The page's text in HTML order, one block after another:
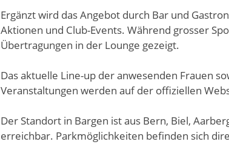
Ergänzt wird das Angebot durch Bar und
Aktionen und Club-Events. Während grosser
Übertragungen in der Lounge gezeigt.
Das aktuelle Line-up der anwesenden Frauen
Veranstaltungen werden auf der offiziellen
Der Standort in Bargen ist aus Bern, Biel,
erreichbar. Parkmöglichkeiten befinden sich